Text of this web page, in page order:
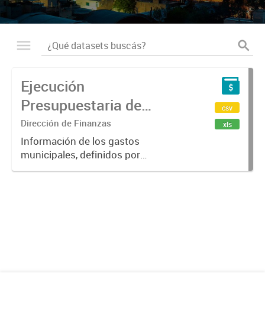
Ejecución
Presupuestaria de
Gastos
Dirección de Finanzas
Información de los gastos
municipales, definidos por
secretarias, actividades,
csv
xls